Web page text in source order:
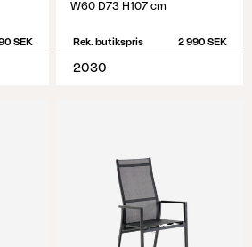
SEK
W60 D73 H107 cm
Rek. butikspris 2 990 SEK
2030